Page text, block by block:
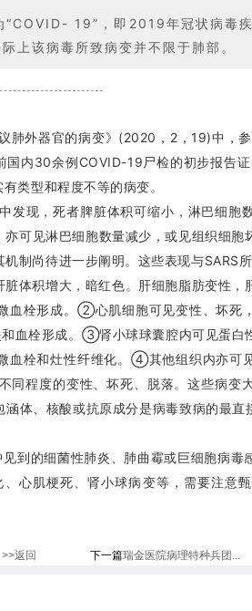
19”，即2019年冠状病毒
上该病毒所致病变并不限于肺部。
外器官的病变》(2020，2，19)中，
内30余例COVID-19尸检的初步报告
类型和程度不等的病变。
现，死者脾脏体积可缩小，淋巴细胞
可见淋巴细胞数量减少，或见组织细胞
制尚待进一步阐明。这些表现与SARS所
体积增大，暗红色。肝细胞脂肪变性，
血栓形成。②心肌细胞可见变性、坏死
血栓形成。③肾小球球囊腔内可见蛋白
血栓和灶性纤维化。④其他组织内亦可
程度的变性、坏死、脱落。这些病变
体、核酸或抗原成分是病毒致病的最
到的细菌性肺炎、肺曲霉或巨细胞病毒
心肌梗死、肾小球病变等，需要注意
>>返回 下一篇瑞金医院病理特种兵团...